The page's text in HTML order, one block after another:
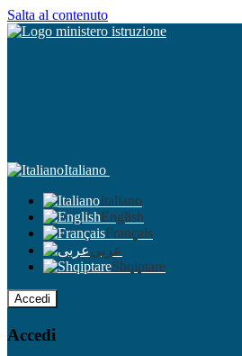
Salta al contenuto
Italiano
Italiano
English
Français
عربى
Shqiptare
Accedi
Accedi